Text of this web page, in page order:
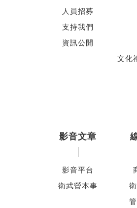
人員招募
支持我們
資訊公開
文化
影音文章
影音平台
衛武營本事